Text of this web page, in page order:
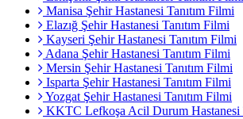
Manisa Şehir Hastanesi Tanıtım Filmi
Elazığ Şehir Hastanesi Tanıtım Filmi
Kayseri Şehir Hastanesi Tanıtım Filmi
Adana Şehir Hastanesi Tanıtım Filmi
Mersin Şehir Hastanesi Tanıtım Filmi
Isparta Şehir Hastanesi Tanıtım Filmi
Yozgat Şehir Hastanesi Tanıtım Filmi
KKTC Lefkoşa Acil Durum Hastanesi